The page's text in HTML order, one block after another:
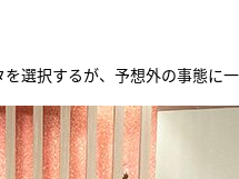
選択するが、予想外の事態に